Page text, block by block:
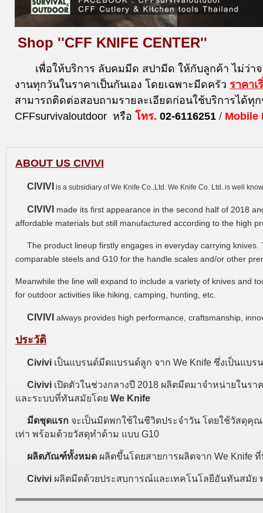
Shop ''CFF KNIFE CENTER''
เพื่อให้บริการ ลับคมมีด สปามีด ให้กับลูกค้า ไม่ว่
งานทุกวันในราคาเป็นกันเอง โดยเฉพาะมีดครัว ราคาเ
สามารถติดต่อสอบถามรายละเอียดก่อนใช้บริการได้ทุ
CFFsurvivaloutdoor หรือ โทร. 02-6116251 / Mobile
ABOUT US CIVIVI
CIVIVI is a subsidiary of We Knife Co.,Ltd. We Knife Co. Ltd. is well
CIVIVI made its first appearance in the second half of 2018
affordable materials but still manufactured according to the high
The product lineup firstly engages in everyday carrying knives.
comparable steels and G10 for the handle scales and/or other
Meanwhile the line will expand to include a variety of knives and
for outdoor activities like hiking, camping, hunting, etc.
CIVIVI always provides high performance, craftsmanship,
ประวัติ
Civivi เป็นแบรนด์มีดแบรนด์ลูก จาก We Knife ซึ่งเป็นแบ
Civivi เปิดตัวในช่วงกลางปี 2018 ผลิตมีดมาจำหน่ายในร
และระบบที่ทันสมัยโดย We Knife
มีดชุดแรก จะเป็นมีดพกใช้ในชีวิตประจำวัน โดยใช้วัสดุคุ
เท่า พร้อมด้วยวัสดุทำด้าม แบบ G10
ผลิตภัณฑ์ทั้งหมด ผลิตขึ้นโดยสายการผลิตจาก We Knife
Civivi ผลิตมีดด้วยประสบการณ์และเทคโนโลยีอันทันสมั